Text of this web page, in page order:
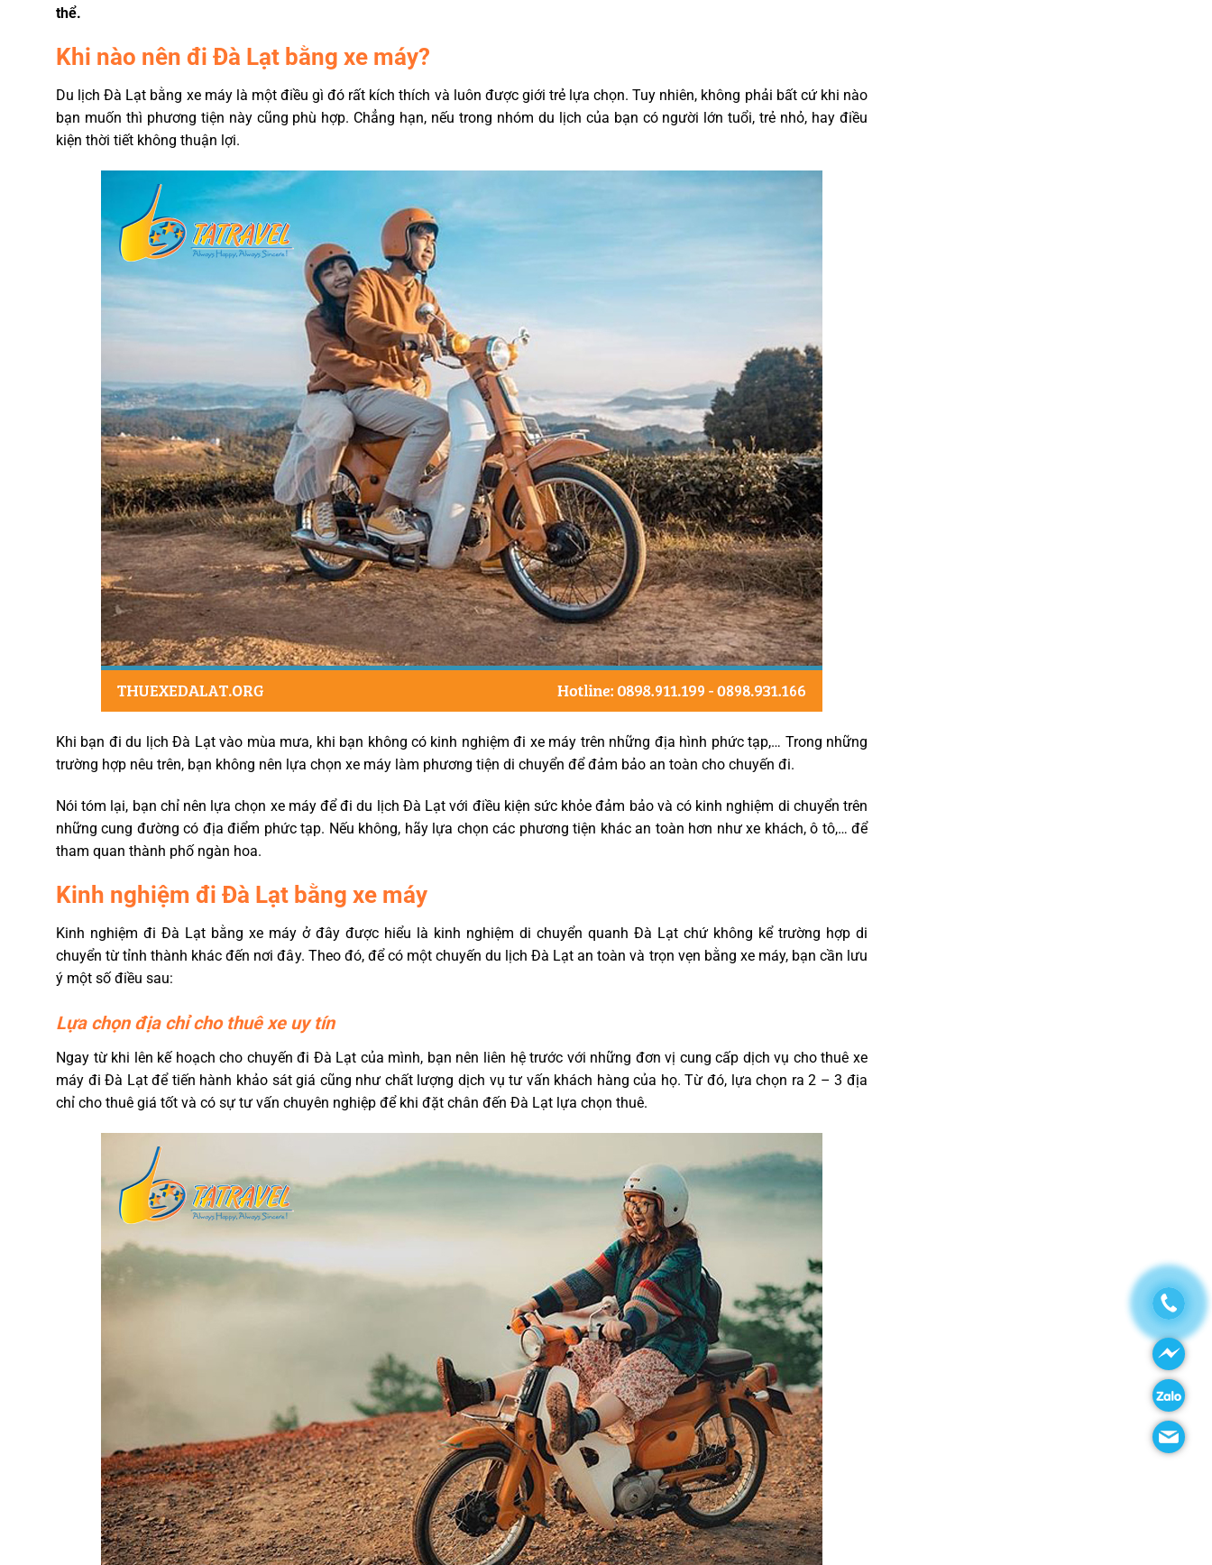
thể.
Khi nào nên đi Đà Lạt bằng xe máy?
Du lịch Đà Lạt bằng xe máy là một điều gì đó rất kích thích và luôn được giới trẻ lựa chọn. Tuy nhiên, không phải bất cứ khi nào
bạn muốn thì phương tiện này cũng phù hợp. Chẳng hạn, nếu trong nhóm du lịch của bạn có người lớn tuổi, trẻ nhỏ, hay điều
kiện thời tiết không thuận lợi.
Khi bạn đi du lịch Đà Lạt vào mùa mưa, khi bạn không có kinh nghiệm đi xe máy trên những địa hình phức tạp,… Trong những
trường hợp nêu trên, bạn không nên lựa chọn xe máy làm phương tiện di chuyển để đảm bảo an toàn cho chuyến đi.
Nói tóm lại, bạn chỉ nên lựa chọn xe máy để đi du lịch Đà Lạt với điều kiện sức khỏe đảm bảo và có kinh nghiệm di chuyển trên
những cung đường có địa điểm phức tạp. Nếu không, hãy lựa chọn các phương tiện khác an toàn hơn như xe khách, ô tô,… để
tham quan thành phố ngàn hoa.
Kinh nghiệm đi Đà Lạt bằng xe máy
Kinh nghiệm đi Đà Lạt bằng xe máy ở đây được hiểu là kinh nghiệm di chuyển quanh Đà Lạt chứ không kể trường hợp di
chuyển từ tỉnh thành khác đến nơi đây. Theo đó, để có một chuyến du lịch Đà Lạt an toàn và trọn vẹn bằng xe máy, bạn cần lưu
ý một số điều sau:
Lựa chọn địa chỉ cho thuê xe uy tín
Ngay từ khi lên kế hoạch cho chuyến đi Đà Lạt của mình, bạn nên liên hệ trước với những đơn vị cung cấp dịch vụ cho thuê xe
máy đi Đà Lạt để tiến hành khảo sát giá cũng như chất lượng dịch vụ tư vấn khách hàng của họ. Từ đó, lựa chọn ra 2 – 3 địa
chỉ cho thuê giá tốt và có sự tư vấn chuyên nghiệp để khi đặt chân đến Đà Lạt lựa chọn thuê.